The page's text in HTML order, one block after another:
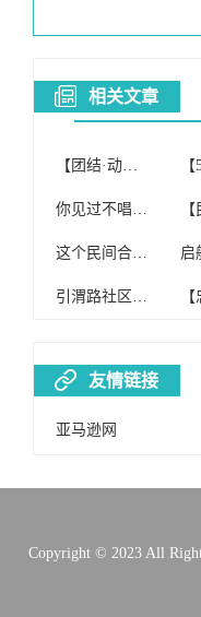
相关文章
【团结·动态】团结社区红歌合唱团参加我旗“初心不改穿沙志 先锋引领赶超时”榜样的力量分享会
你见过不唱红歌的合唱团吗
这个民间合唱团 坚持15年唱红歌
引渭路社区合唱团歌唱红歌缅怀主席
友情链接
亚马逊网
Copyright © 2023 All